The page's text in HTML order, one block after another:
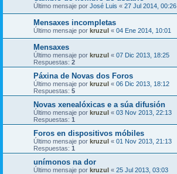
Último mensaje por José Luis « 27 Jul 2014, 00:26
Mensaxes incompletas
Último mensaje por kruzul « 04 Ene 2014, 10:01
Mensaxes
Último mensaje por kruzul « 07 Dic 2013, 18:25
Respuestas: 2
Páxina de Novas dos Foros
Último mensaje por kruzul « 06 Dic 2013, 18:12
Respuestas: 5
Novas xenealóxicas e a súa difusión
Último mensaje por kruzul « 03 Nov 2013, 22:13
Respuestas: 1
Foros en dispositivos móbiles
Último mensaje por kruzul « 01 Nov 2013, 21:13
Respuestas: 1
unímonos na dor
Último mensaje por kruzul « 25 Jul 2013, 03:03